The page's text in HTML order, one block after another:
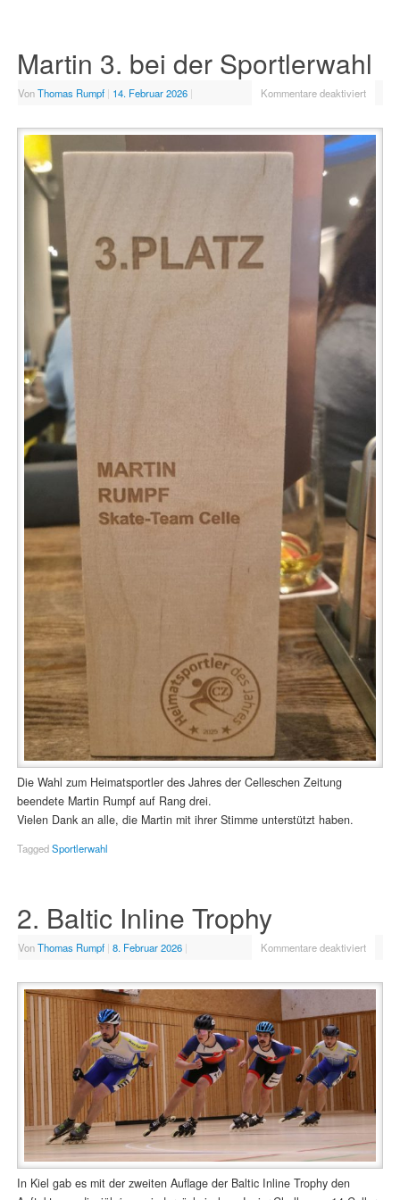
Martin 3. bei der Sportlerwahl
VonThomas Rumpf | 14. Februar 2026 | Kommentare deaktiviert
Die Wahl zum Heimatsportler des Jahres der Celleschen Zeitung
beendete Martin Rumpf auf Rang drei.
Vielen Dank an alle, die Martin mit ihrer Stimme unterstützt haben.
TaggedSportlerwahl
2. Baltic Inline Trophy
VonThomas Rumpf | 8. Februar 2026 | Kommentare deaktiviert
In Kiel gab es mit der zweiten Auflage der Baltic Inline Trophy den